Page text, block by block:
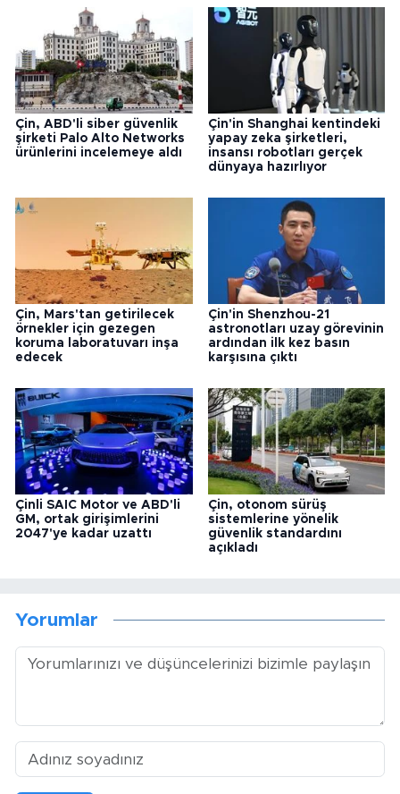
Çin, ABD'li siber güvenlik
şirketi Palo Alto Networks
ürünlerini incelemeye aldı
Çin'in Shanghai kentindeki
yapay zeka şirketleri,
insansı robotları gerçek
dünyaya hazırlıyor
Çin, Mars'tan getirilecek
örnekler için gezegen
koruma laboratuvarı inşa
edecek
Çin'in Shenzhou-21
astronotları uzay görevinin
ardından ilk kez basın
karşısına çıktı
Çinli SAIC Motor ve ABD'li
GM, ortak girişimlerini
2047'ye kadar uzattı
Çin, otonom sürüş
sistemlerine yönelik
güvenlik standardını
açıkladı
Yorumlar